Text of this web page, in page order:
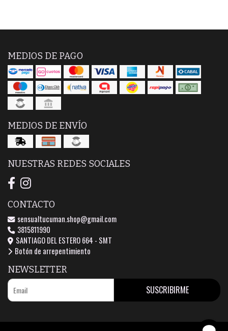
MEDIOS DE PAGO
MEDIOS DE ENVÍO
NUESTRAS REDES SOCIALES
CONTACTO
sensualtucuman.shop@gmail.com
3815811990
SANTIAGO DEL ESTERO 664 - SMT
Botón de arrepentimiento
NEWSLETTER
SUSCRIBIRME